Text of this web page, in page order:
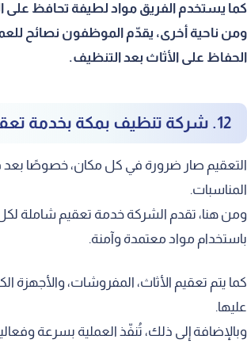
كما يستخدم الفريق مواد لطيفة تحافظ على
ومن ناحية أخرى، يقدّم الموظفون نصائح
الحفاظ على الأثاث بعد التنظيف.
12. شركة تنظيف بمكة بخدمة تعقيم شاملة
التعقيم صار ضرورة في كل مكان، خصوصًا بعد
المناسبات.
ومن هنا، تقدم الشركة خدمة تعقيم شاملة
باستخدام مواد معتمدة وآمنة.
كما يتم تعقيم الأثاث، المفروشات، والأجهزة
عليها.
وبالإضافة إلى ذلك، تُنفّذ العملية بسرعة